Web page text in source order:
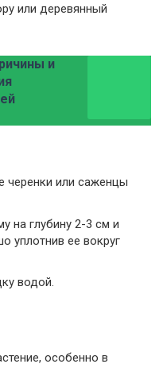
или деревянный
и
черенки или саженцы
на глубину 2-3 см и
уплотнив ее вокруг
водой.
особенно в